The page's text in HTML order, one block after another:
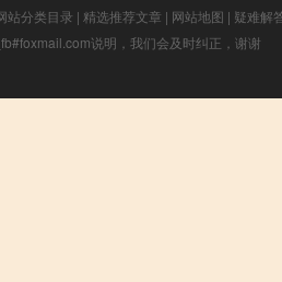
站分类目录 | 精选推荐文章 | 网站地图 | 疑难解
说明，我们会及时纠正，谢谢